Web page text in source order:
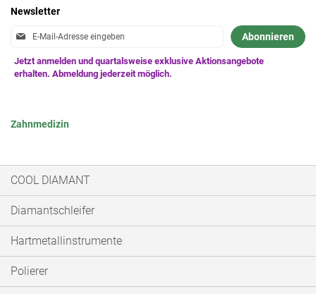
Newsletter
Anmeldung
Newsletter:
Abonnieren
Zahnmedizin
COOL DIAMANT
Diamantschleifer
Hartmetallinstrumente
Polierer